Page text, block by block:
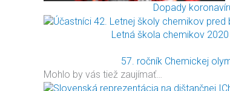
Dopady
Letná škola chemikov
57. ročník Chemickej
Mohlo by vás tiež zaujímať…